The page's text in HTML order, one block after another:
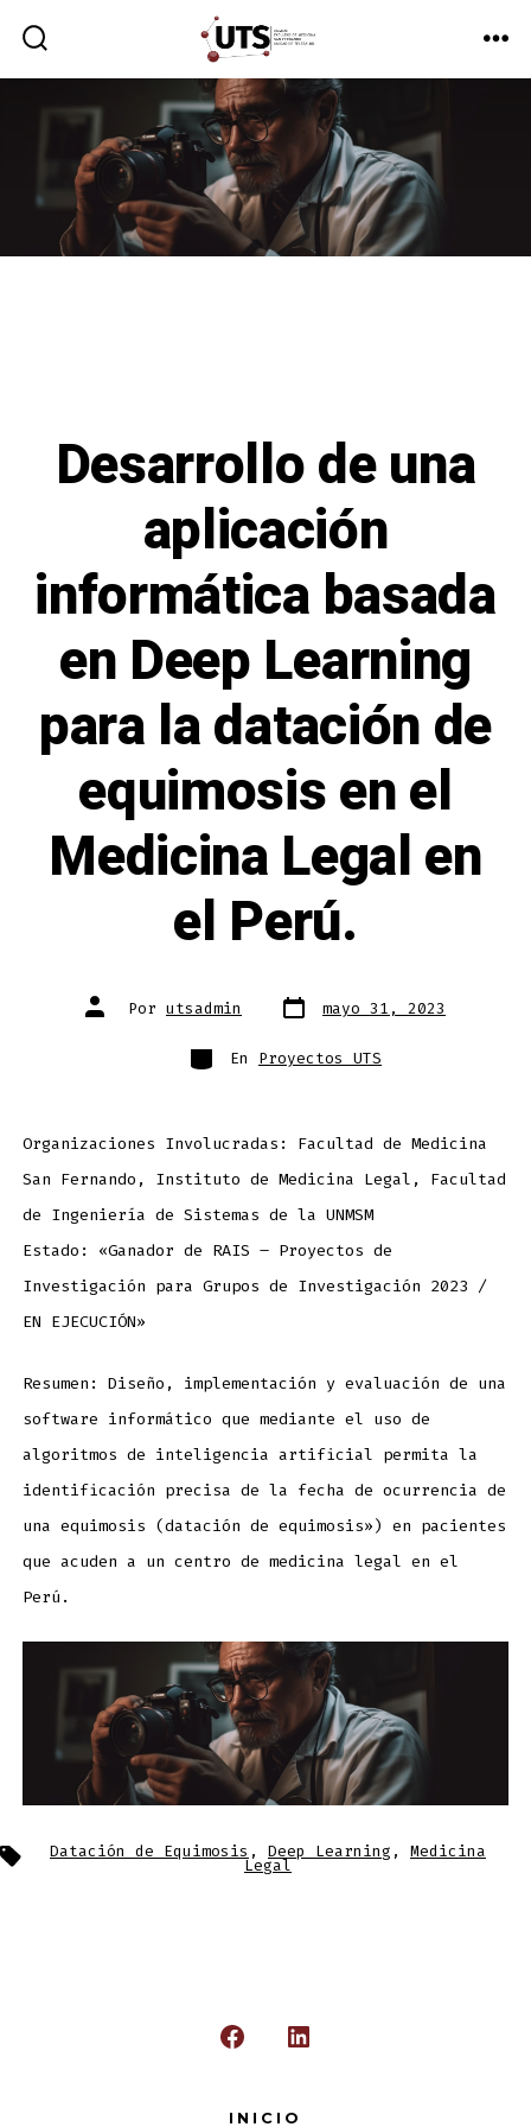
Desarrollo de una
aplicación
informática basada
en Deep Learning
para la datación de
equimosis en el
Medicina Legal en
el Perú.
Por utsadmin mayo 31, 2023
En Proyectos UTS
Organizaciones Involucradas: Facultad de Medicina
San Fernando, Instituto de Medicina Legal, Facultad
de Ingeniería de Sistemas de la UNMSM
Estado: «Ganador de RAIS – Proyectos de
Investigación para Grupos de Investigación 2023 /
EN EJECUCIÓN»
Resumen: Diseño, implementación y evaluación de una
software informático que mediante el uso de
algoritmos de inteligencia artificial permita la
identificación precisa de la fecha de ocurrencia de
una equimosis (datación de equimosis») en pacientes
que acuden a un centro de medicina legal en el
Perú.
Datación de Equimosis , Deep Learning , Medicina
Legal
INICIO